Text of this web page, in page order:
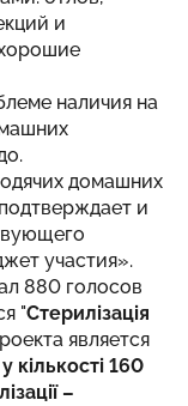
и
наличия на
домашних
и
участия».
880 голосов
"Стерилізація
является
кількості 160
–